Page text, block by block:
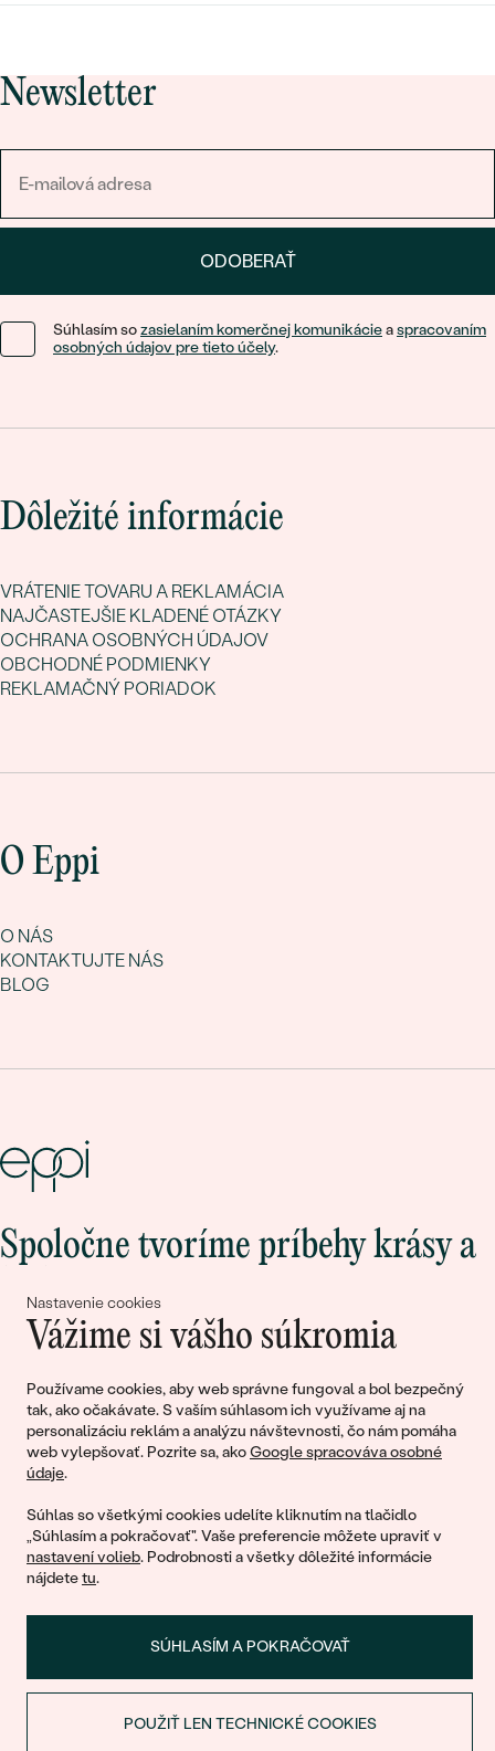
Nastavenie cookies
Vážime si vášho súkromia
Používame cookies, aby web správne fungoval a bol bezpečný
tak, ako očakávate. S vaším súhlasom ich využívame aj na
personalizáciu reklám a analýzu návštevnosti, čo nám pomáha
web vylepšovať. Pozrite sa, akoGoogle spracováva osobné
údaje.
Súhlas so všetkými cookies udelíte kliknutím na tlačidlo
„Súhlasím a pokračovať". Vaše preferencie môžete upraviť v
nastavení volieb. Podrobnosti a všetky dôležité informácie
nájdetetu.
SÚHLASÍM A POKRAČOVAŤ
POUŽIŤ LEN TECHNICKÉ COOKIES
Newsletter
ODOBERAŤ
Súhlasím sozasielaním komerčnej komunikácieaspracovaním
osobných údajov pre tieto účely.
Dôležité informácie
VRÁTENIE TOVARU A REKLAMÁCIA
NAJČASTEJŠIE KLADENÉ OTÁZKY
OCHRANA OSOBNÝCH ÚDAJOV
OBCHODNÉ PODMIENKY
REKLAMAČNÝ PORIADOK
O Eppi
O NÁS
KONTAKTUJTE NÁS
BLOG
Spoločne tvoríme príbehy krásy a
Pripojte sa k nám!
© 2011 - 2026, Eppi.sk